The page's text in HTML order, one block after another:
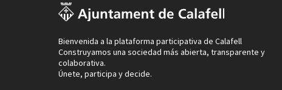
Bienvenida a la plataforma participativa de Calafell
Construyamos una sociedad más abierta, transparente y
colaborativa.
Únete, participa y decide.